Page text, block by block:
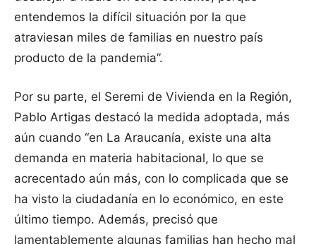
entendemos la difícil situación por la que
atraviesan miles de familias en nuestro país
producto de la pandemia”.
Por su parte, el Seremi de Vivienda en la Región,
Pablo Artigas destacó la medida adoptada, más
aún cuando “en La Araucanía, existe una alta
demanda en materia habitacional, lo que se
acrecentado aún más, con lo complicada que se
ha visto la ciudadanía en lo económico, en este
último tiempo. Además, precisó que
lamentablemente algunas familias han hecho mal